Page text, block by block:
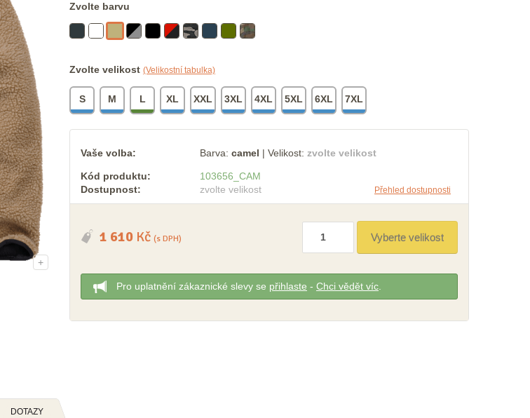
+
Zvolte barvu
Zvolte velikost (Velikostní tabulka)
S M L XL XXL 3XL 4XL 5XL 6XL 7XL
Vaše volba: Barva: camel | Velikost: zvolte velikost
Kód produktu: 103656 CAM
Dostupnost:
zvolte velikost Přehled dostupnosti
1 610 Kč (s DPH)
Pro uplatnění zákaznické slevy se přihlaste - Chci vědět víc
DOTAZY